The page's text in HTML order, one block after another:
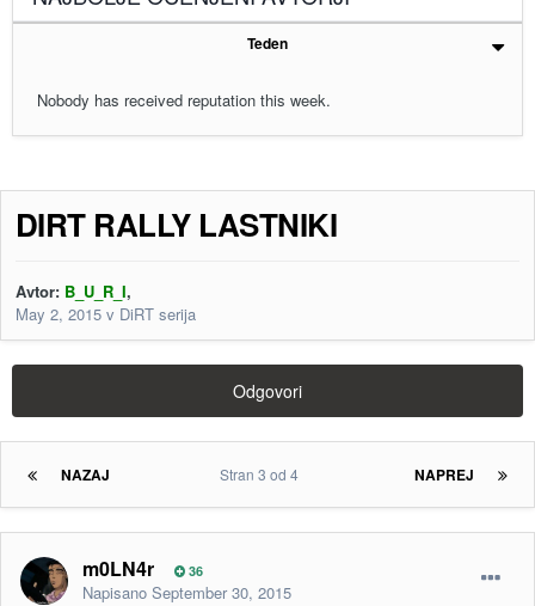
Teden
Nobody has received reputation this week.
DIRT RALLY LASTNIKI
Avtor: B_U_R_I,
May 2, 2015 v DiRT serija
Odgovori
NAZAJ NAPREJ
Stran 3 od 4
m0LN4r 36
Napisano September 30, 2015